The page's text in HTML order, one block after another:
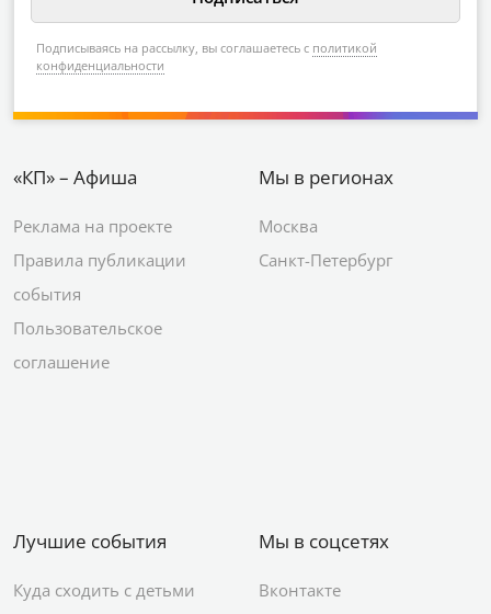
Подписываясь на рассылку, вы соглашаетесь с политикой
конфиденциальности
«КП» – Афиша
Реклама на проекте
Правила публикации
события
Пользовательское
соглашение
Мы в регионах
Москва
Санкт-Петербург
Лучшие события
Куда сходить с детьми
Мы в соцсетях
Вконтакте